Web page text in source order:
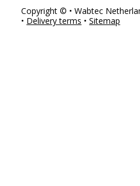
Copyright © • Wabtec
• Delivery terms •Sitemap